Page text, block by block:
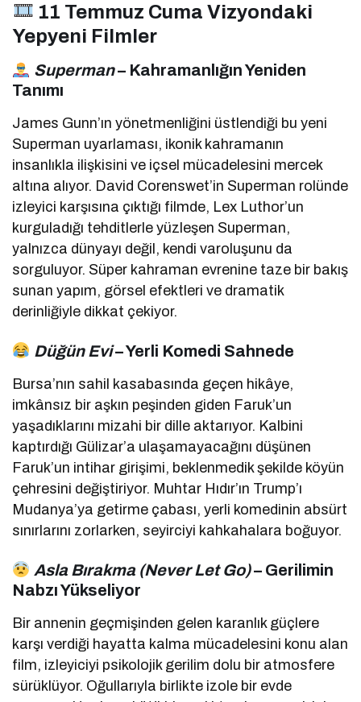
11 Temmuz Cuma Vizyondaki
Yepyeni Filmler
Superman– Kahramanlığın Yeniden
Tanımı
James Gunn’ın yönetmenliğini üstlendiği bu yeni
Superman uyarlaması, ikonik kahramanın
insanlıkla ilişkisini ve içsel mücadelesini mercek
altına alıyor. David Corenswet’in Superman rolünde
izleyici karşısına çıktığı filmde, Lex Luthor’un
kurguladığı tehditlerle yüzleşen Superman,
yalnızca dünyayı değil, kendi varoluşunu da
sorguluyor. Süper kahraman evrenine taze bir bakış
sunan yapım, görsel efektleri ve dramatik
derinliğiyle dikkat çekiyor.
Düğün Evi– Yerli Komedi Sahnede
Bursa’nın sahil kasabasında geçen hikâye,
imkânsız bir aşkın peşinden giden Faruk’un
yaşadıklarını mizahi bir dille aktarıyor. Kalbini
kaptırdığı Gülizar’a ulaşamayacağını düşünen
Faruk’un intihar girişimi, beklenmedik şekilde köyün
çehresini değiştiriyor. Muhtar Hıdır’ın Trump’ı
Mudanya’ya getirme çabası, yerli komedinin absürt
sınırlarını zorlarken, seyirciyi kahkahalara boğuyor.
Asla Bırakma (Never Let Go)– Gerilimin
Nabzı Yükseliyor
Bir annenin geçmişinden gelen karanlık güçlere
karşı verdiği hayatta kalma mücadelesini konu alan
film, izleyiciyi psikolojik gerilim dolu bir atmosfere
sürüklüyor. Oğullarıyla birlikte izole bir evde